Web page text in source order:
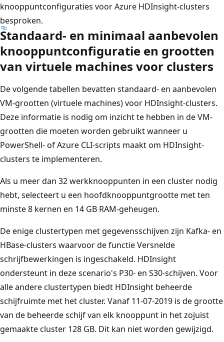
knooppuntconfiguraties voor Azure HDInsight-clusters
besproken.
Standaard- en minimaal aanbevolen
knooppuntconfiguratie en grootten
van virtuele machines voor clusters
De volgende tabellen bevatten standaard- en aanbevolen
VM-grootten (virtuele machines) voor HDInsight-clusters.
Deze informatie is nodig om inzicht te hebben in de VM-
grootten die moeten worden gebruikt wanneer u
PowerShell- of Azure CLI-scripts maakt om HDInsight-
clusters te implementeren.
Als u meer dan 32 werkknooppunten in een cluster nodig
hebt, selecteert u een hoofdknooppuntgrootte met ten
minste 8 kernen en 14 GB RAM-geheugen.
De enige clustertypen met gegevensschijven zijn Kafka- en
HBase-clusters waarvoor de functie Versnelde
schrijfbewerkingen is ingeschakeld. HDInsight
ondersteunt in deze scenario's P30- en S30-schijven. Voor
alle andere clustertypen biedt HDInsight beheerde
schijfruimte met het cluster. Vanaf 11-07-2019 is de grootte
van de beheerde schijf van elk knooppunt in het zojuist
gemaakte cluster 128 GB. Dit kan niet worden gewijzigd.